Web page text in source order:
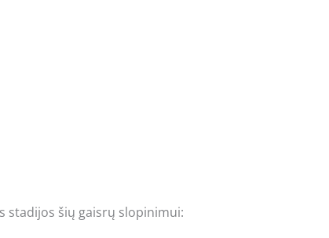
stadijos šių gaisrų slopinimui: